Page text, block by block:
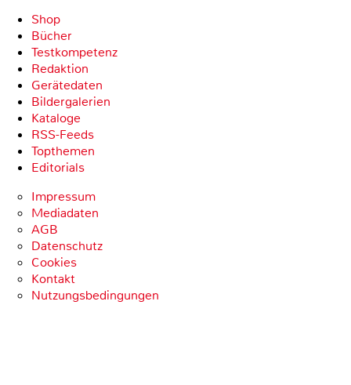
Shop
Bücher
Testkompetenz
Redaktion
Gerätedaten
Bildergalerien
Kataloge
RSS-Feeds
Topthemen
Editorials
Impressum
Mediadaten
AGB
Datenschutz
Cookies
Kontakt
Nutzungsbedingungen